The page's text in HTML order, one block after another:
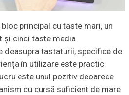
principal cu taste mari, un
și cinci taste media
deasupra tastaturii, specifice de
în utilizare este practic
este unul pozitiv deoarece
cu cursă suficient de mare